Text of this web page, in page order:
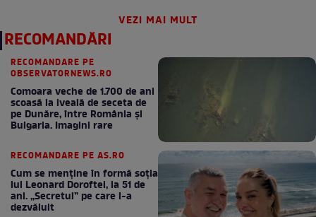
VEZI MAI MULT
RECOMANDĂRI
RECOMANDARE PE
OBSERVATORNEWS.RO
Comoara veche de 1.700 de ani
scoasă la iveală de seceta de
pe Dunăre, între România şi
Bulgaria. Imagini rare
RECOMANDARE PE AS.RO
Cum se menţine în formă soţia
lui Leonard Doroftei, la 51 de
ani. „Secretul” pe care l-a
dezvăluit